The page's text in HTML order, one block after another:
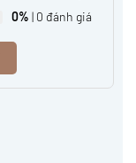
0% | 0 đánh giá